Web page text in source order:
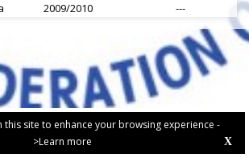
this site to enhance your browsing experience -
>Learn more
X
2009/2010 ---